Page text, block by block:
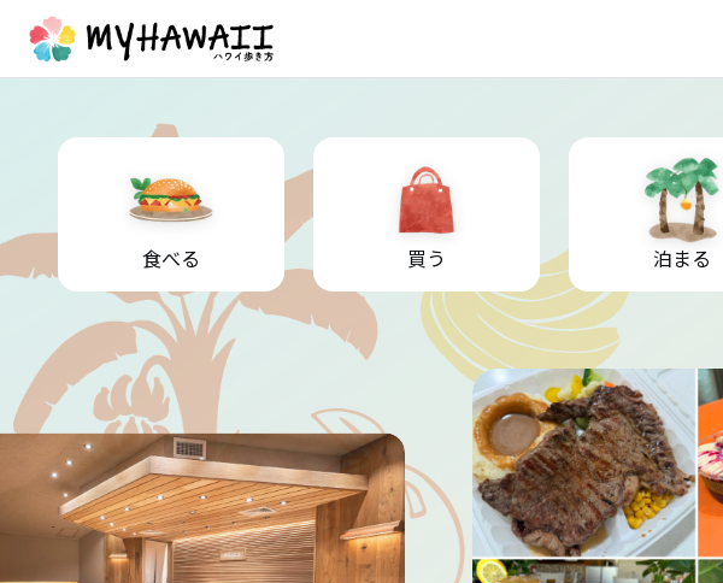
食べる 買う 泊まる